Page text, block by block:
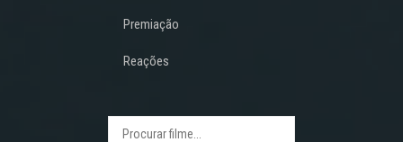
Premiação
Reações